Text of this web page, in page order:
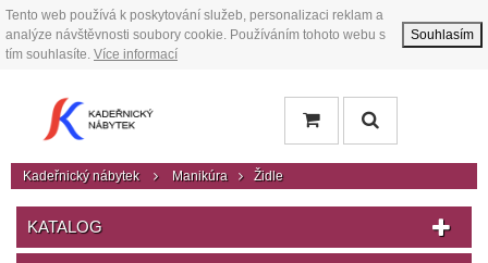
Tento web používá k poskytování služeb, personalizaci reklam a
analýze návštěvnosti soubory cookie. Používáním tohoto webu s
tím souhlasíte. Více informací
Souhlasím
Kadeřnický nábytek Manikúra Židle
KATALOG